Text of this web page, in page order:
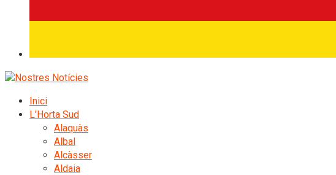
Inici
L’Horta Sud
Alaquàs
Albal
Alcàsser
Aldaia